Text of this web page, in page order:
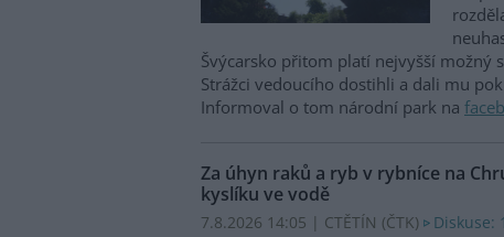
Švýcarsko přitom platí nejvyšší možný
Strážci vedoucího dostihli a dali mu
Informoval o tom národní park na
Za úhyn raků a ryb v rybníce na
kyslíku ve vodě
7.8.2026 14:05 | CTĚTÍN (ČTK) Diskuse: 1